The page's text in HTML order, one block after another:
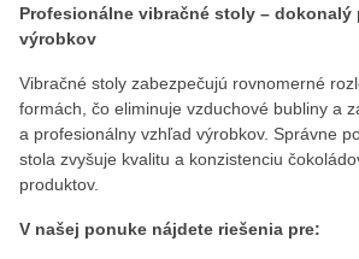
Profesionálne vibračné stoly – dokonalý
výrobkov
Vibračné stoly zabezpečujú rovnomerné
formách, čo eliminuje vzduchové bubliny a
a profesionálny vzhľad výrobkov. Správne
stola zvyšuje kvalitu a konzistenciu
produktov.
V našej ponuke nájdete riešenia pre: